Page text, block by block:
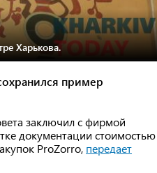
Харькова.
пример
заключил с фирмой
документации стоимостью
ProZorro, передает